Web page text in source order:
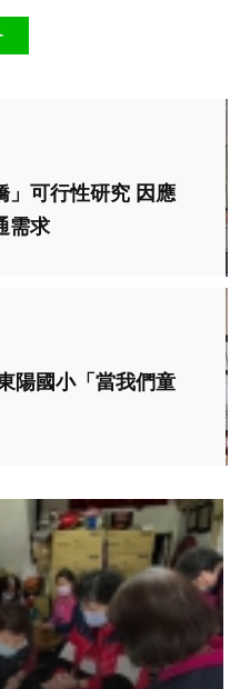
」可行性研究 因應
需求
陽國小「當我們童